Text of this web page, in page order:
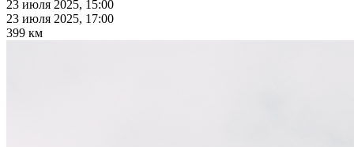
23 июля 2025, 15:00
23 июля 2025, 17:00
399 км